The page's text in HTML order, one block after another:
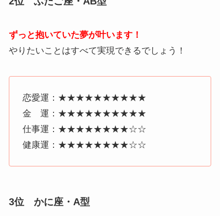
ずっと抱いていた夢が叶います！
やりたいことはすべて実現できるでしょう！
恋愛運：★★★★★★★★★★
金 運：★★★★★★★★★★
仕事運：★★★★★★★★☆☆
健康運：★★★★★★★★☆☆
3位 かに座・A型